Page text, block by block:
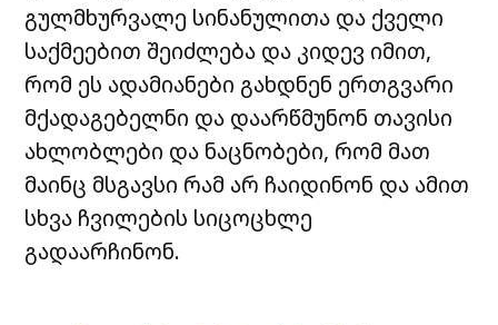
გულმხურვალე სინანულითა და ქველი
საქმეებით შეიძლება და კიდევ იმით,
რომ ეს ადამიანები გახდნენ ერთგვარი
მქადაგებელნი და დაარწმუნონ თავისი
ახლობლები და ნაცნობები, რომ მათ
მაინც მსგავსი რამ არ ჩაიდინონ და ამით
სხვა ჩვილების სიცოცხლე
გადაარჩინონ.